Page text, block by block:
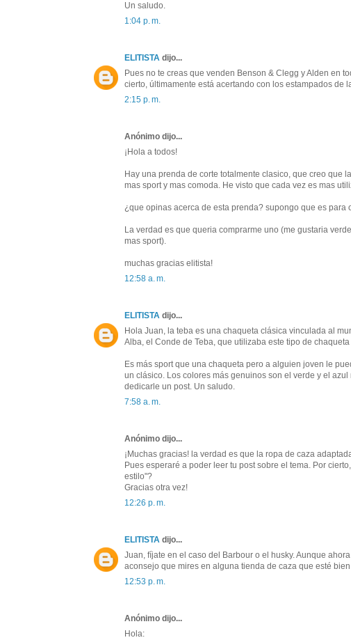
Un saludo.
1:04 p. m.
ELITISTA dijo...
Pues no te creas que venden Benson & Clegg y Alden en
cierto, últimamente está acertando con los estampados de
2:15 p. m.
Anónimo dijo...
¡Hola a todos!
Hay una prenda de corte totalmente clasico, que creo que
mas sport y mas comoda. He visto que cada vez es mas
¿que opinas acerca de esta prenda? supongo que es para
La verdad es que queria comprarme uno (me gustaria
mas sport).
muchas gracias elitista!
12:58 a. m.
ELITISTA dijo...
Hola Juan, la teba es una chaqueta clásica vinculada al
Alba, el Conde de Teba, que utilizaba este tipo de
Es más sport que una chaqueta pero a alguien joven le
un clásico. Los colores más genuinos son el verde y el
dedicarle un post. Un saludo.
7:58 a. m.
Anónimo dijo...
¡Muchas gracias! la verdad es que la ropa de caza
Pues esperaré a poder leer tu post sobre el tema. Por
estilo"?
Gracias otra vez!
12:26 p. m.
ELITISTA dijo...
Juan, fíjate en el caso del Barbour o el husky. Aunque
aconsejo que mires en alguna tienda de caza que esté
12:53 p. m.
Anónimo dijo...
Hola: